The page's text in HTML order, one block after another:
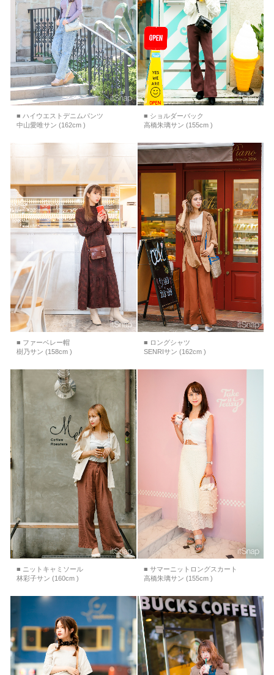
■ ハイウエストデニムパンツ
中山愛唯サン (162cm )
■ ショルダーバック
高橋朱璃サン (155cm )
■ ファーベレー帽
樹乃サン (158cm )
■ ロングシャツ
SENRIサン (162cm )
■ ニットキャミソール
林彩子サン (160cm )
■ サマーニットロングスカート
高橋朱璃サン (155cm )